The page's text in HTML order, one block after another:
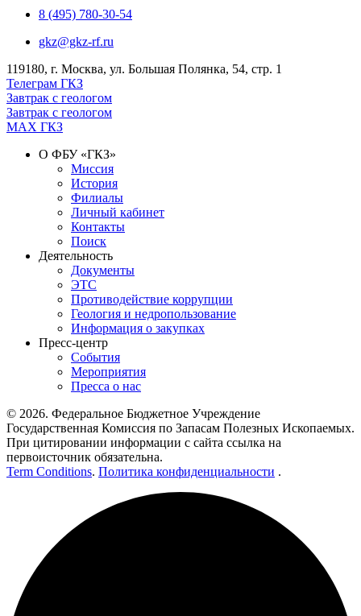
сооружения
—
2026»
8 (495) 780-30-54
gkz@gkz-rf.ru
119180, г. Москва, ул. Большая Полянка, 54, стр. 1
Телеграм ГКЗ
Завтрак с геологом
Завтрак с геологом
МАХ ГКЗ
О ФБУ «ГКЗ»
Миссия
История
Филиалы
Личный кабинет
Контакты
Поиск
Деятельность
Документы
ЭТС
Противодействие коррупции
Геология и недропользование
Информация о закупках
Пресс-центр
События
Мероприятия
Пресса о нас
© 2026. Федеральное Бюджетное Учреждение
Государственная Комиссия по Запасам Полезных Ископаемых.
При цитировании информации с сайта ссылка на
первоисточник обязательна.
Term Conditions. Политика конфиденциальности .